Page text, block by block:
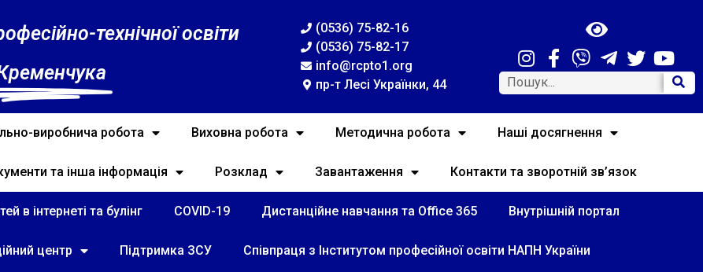
технічної освіти
(0536) 75-82-16
(0536) 75-82-17
info@rcpto1.org
пр-т Лесі Українки, 44
виробнича робота Виховна робота Методична робота Наші досягнення
та інша інформація Розклад Завантаження Контакти та зворотній зв’язок
в інтернеті та булінг COVID-19 Дистанційне навчання та Office 365 Внутрішній портал
центр Підтримка ЗСУ Співпраця з Інститутом професійної освіти НАПН України